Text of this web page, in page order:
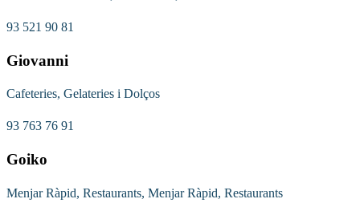
93 521 90 81
Giovanni
Cafeteries, Gelateries i Dolços
93 763 76 91
Goiko
Menjar Ràpid, Restaurants, Menjar Ràpid, Restaurants